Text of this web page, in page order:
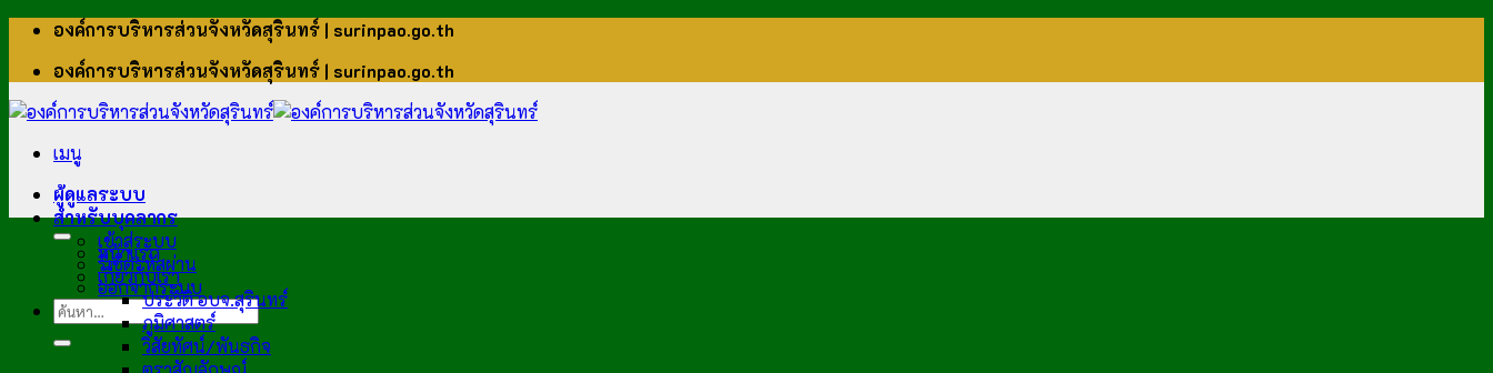
ข้าม
เนื้อหา
องค์การบริหารส่วนจังหวัดสุรินทร์ | surinpao.go.th
องค์การบริหารส่วนจังหวัดสุรินทร์ | surinpao.go.th
เมนู
ผู้ดูแลระบบ
สำหรับบุคลากร
เข้าสู่ระบบ
รีเซ็ตรหัสผ่าน
ออกจากระบบ
หน้าแรก
เกี่ยวกับเรา
ประวัติ อบจ.สุรินทร์
ภูมิศาสตร์
วิสัยทัศน์/พันธกิจ